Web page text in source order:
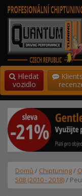
Hledat
vozidlo
Domů / Chiptuning/
508 (2010 - 2018)/